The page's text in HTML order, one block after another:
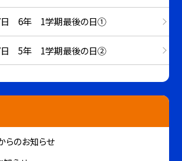
日 6年 1学期最後の日①
日 5年 1学期最後の日②
らのお知らせ